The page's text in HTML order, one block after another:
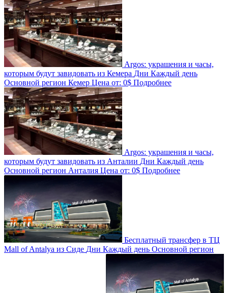
Argos: украшения и часы,
которым будут завидовать из Кемера Дни Каждый день
Основной регион Кемер Цена от: 0$ Подробнее
Argos: украшения и часы,
которым будут завидовать из Анталии Дни Каждый день
Основной регион Анталия Цена от: 0$ Подробнее
Бесплатный трансфер в ТЦ
Mall of Antalya из Сиде Дни Каждый день Основной регион